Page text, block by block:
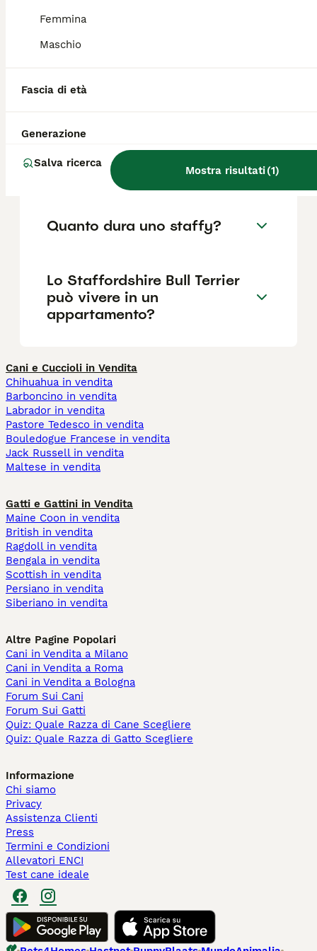
Femmina
Maschio
Fascia di età
Generazione
Salva ricerca
Mostra risultati(1)
Lo Staffordshire Bull Terrier è
Staffordshire Bull Terrier e
l'American Staffordshire Bull
Terrier?
Quanto dura uno staffy?
Lo Staffordshire Bull Terrier
può vivere in un
appartamento?
Cani e Cuccioli in Vendita
Chihuahua in vendita
Barboncino in vendita
Labrador in vendita
Pastore Tedesco in vendita
Bouledogue Francese in vendita
Jack Russell in vendita
Maltese in vendita
Gatti e Gattini in Vendita
Maine Coon in vendita
British in vendita
Ragdoll in vendita
Bengala in vendita
Scottish in vendita
Persiano in vendita
Siberiano in vendita
Altre Pagine Popolari
Cani in Vendita a Milano
Cani in Vendita a Roma
Cani in Vendita a Bologna
Forum Sui Cani
Forum Sui Gatti
Quiz: Quale Razza di Cane Scegliere
Quiz: Quale Razza di Gatto Scegliere
Informazione
Chi siamo
Privacy
Assistenza Clienti
Press
Termini e Condizioni
Allevatori ENCI
Test cane ideale